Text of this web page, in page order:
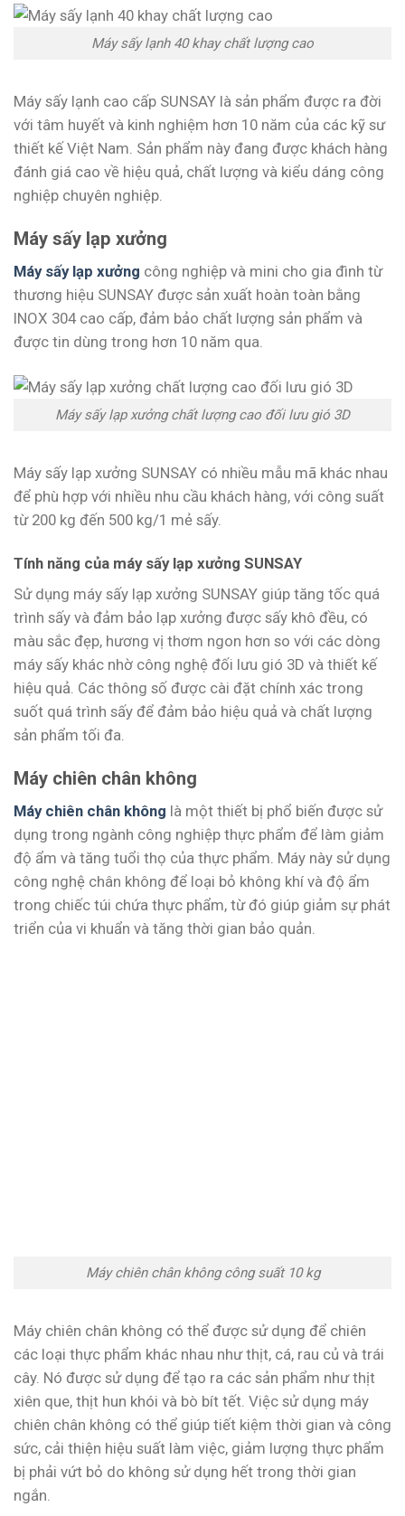
Máy sấy lạnh 40 khay chất lượng cao
Máy sấy lạnh cao cấp SUNSAY là sản phẩm được ra đời
với tâm huyết và kinh nghiệm hơn 10 năm của các kỹ sư
thiết kế Việt Nam. Sản phẩm này đang được khách hàng
đánh giá cao về hiệu quả, chất lượng và kiểu dáng công
nghiệp chuyên nghiệp.
Máy sấy lạp xưởng
Máy sấy lạp xưởng công nghiệp và mini cho gia đình từ
thương hiệu SUNSAY được sản xuất hoàn toàn bằng
INOX 304 cao cấp, đảm bảo chất lượng sản phẩm và
được tin dùng trong hơn 10 năm qua.
Máy sấy lạp xưởng chất lượng cao đối lưu gió 3D
Máy sấy lạp xưởng SUNSAY có nhiều mẫu mã khác nhau
để phù hợp với nhiều nhu cầu khách hàng, với công suất
từ 200 kg đến 500 kg/1 mẻ sấy.
Tính năng của máy sấy lạp xưởng SUNSAY
Sử dụng máy sấy lạp xưởng SUNSAY giúp tăng tốc quá
trình sấy và đảm bảo lạp xưởng được sấy khô đều, có
màu sắc đẹp, hương vị thơm ngon hơn so với các dòng
máy sấy khác nhờ công nghệ đối lưu gió 3D và thiết kế
hiệu quả. Các thông số được cài đặt chính xác trong
suốt quá trình sấy để đảm bảo hiệu quả và chất lượng
sản phẩm tối đa.
Máy chiên chân không
Máy chiên chân không là một thiết bị phổ biến được sử
dụng trong ngành công nghiệp thực phẩm để làm giảm
độ ẩm và tăng tuổi thọ của thực phẩm. Máy này sử dụng
công nghệ chân không để loại bỏ không khí và độ ẩm
trong chiếc túi chứa thực phẩm, từ đó giúp giảm sự phát
triển của vi khuẩn và tăng thời gian bảo quản.
Máy chiên chân không công suất 10 kg
Máy chiên chân không có thể được sử dụng để chiên
các loại thực phẩm khác nhau như thịt, cá, rau củ và trái
cây. Nó được sử dụng để tạo ra các sản phẩm như thịt
xiên que, thịt hun khói và bò bít tết. Việc sử dụng máy
chiên chân không có thể giúp tiết kiệm thời gian và công
sức, cải thiện hiệu suất làm việc, giảm lượng thực phẩm
bị phải vứt bỏ do không sử dụng hết trong thời gian
ngắn.